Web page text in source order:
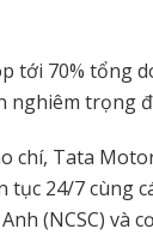
tới 70% tổng
nghiêm trọng
chí, Tata
tục 24/7 cùng
(NCSC) và